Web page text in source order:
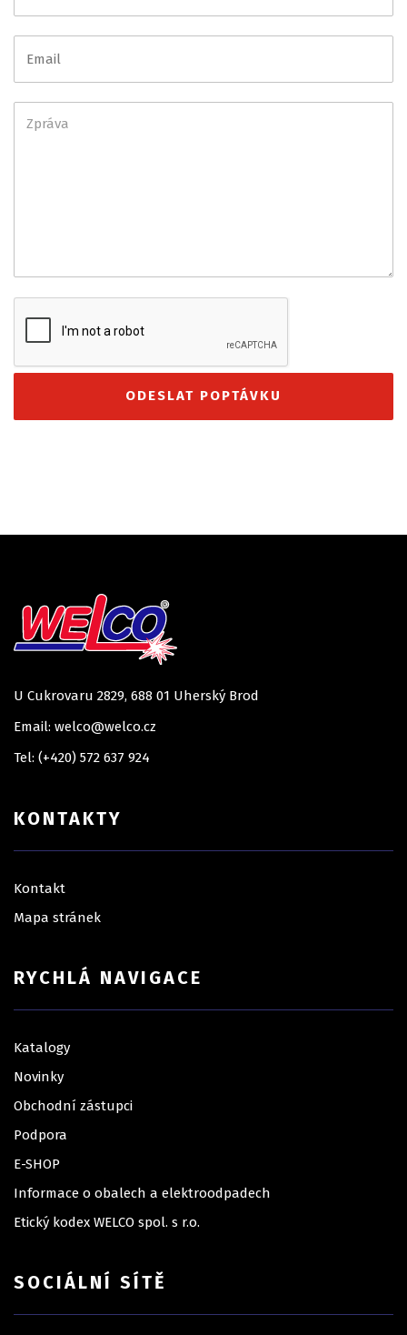
U Cukrovaru 2829, 688 01 Uherský Brod
Email: welco@welco.cz
Tel: (+420) 572 637 924
KONTAKTY
Kontakt
Mapa stránek
RYCHLÁ NAVIGACE
Katalogy
Novinky
Obchodní zástupci
Podpora
E-SHOP
Informace o obalech a elektroodpadech
Etický kodex WELCO spol. s r.o.
SOCIÁLNÍ SÍTĚ